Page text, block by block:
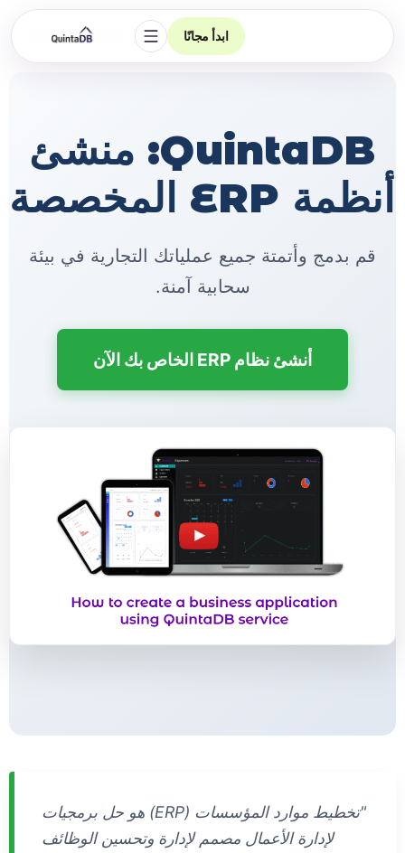
ابدأ مجانًا
فتح التنقل
QuintaDB: منشئ
أنظمة ERP المخصصة
قم بدمج وأتمتة جميع عملياتك التجارية في بيئة
سحابية آمنة.
أنشئ نظام ERP الخاص بك الآن
"تخطيط موارد المؤسسات (ERP) هو حل برمجيات
لإدارة الأعمال مصمم لإدارة وتحسين الوظائف